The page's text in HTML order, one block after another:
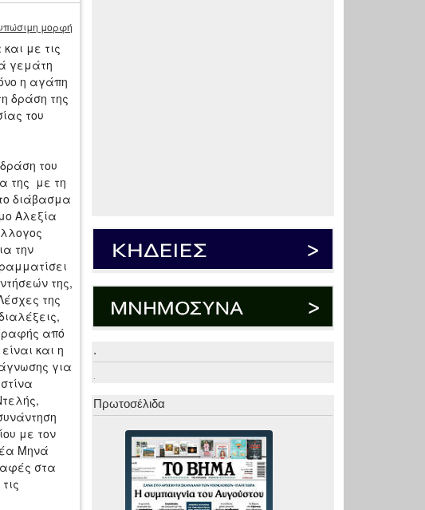
μορφή
με τις
γεμάτη
η αγάπη
δράση της
του
του
της με τη
διάβασμα
Αλεξία
την
της,
της
από
και η
για
με τον
Μηνά
στα
τις
.
.
Πρωτοσέλιδα